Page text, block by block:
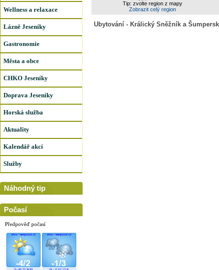
Wellness a relaxace
Lázně Jeseníky
Gastronomie
Města a obce
CHKO Jeseníky
Doprava Jeseníky
Horská služba
Aktuality
Kalendář akcí
Služby
Náhodný tip
Počasí
Předpověď počasí
Tip: zvolte region z mapy
Zobrazit celý region
Ubytování - Králický Sněžník a